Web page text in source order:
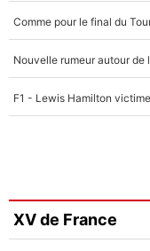
XV de France